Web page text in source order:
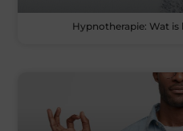
Hypnotherapie: Wat